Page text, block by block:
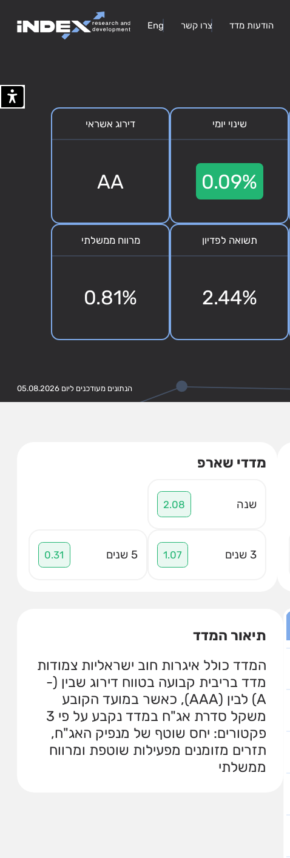
הודעות מדד צרו קשר Eng
שינוי יומי
0.09%
דירוג אשראי
AA
תשואה לפדיון
2.44%
מרווח ממשלתי
0.81%
הנתונים מעודכנים ליום 05.08.2026
מדדי שארפ
שנה 2.08
3 שנים 1.07 5 שנים 0.31
תיאור המדד
המדד כולל איגרות חוב ישראליות צמודות
מדד בריבית קבועה בטווח דירוג שבין (-
A) לבין (AAA), כאשר במועד הקובע
משקל סדרת אג"ח במדד נקבע על פי 3
פקטורים: יחס שוטף של מנפיק האג"ח,
תזרים מזומנים מפעילות שוטפת ומרווח
ממשלתי